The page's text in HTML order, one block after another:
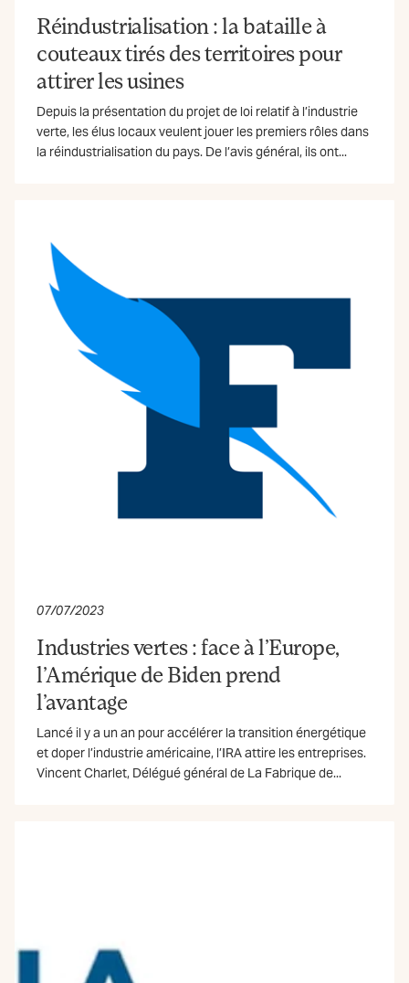
Réindustrialisation : la bataille à
couteaux tirés des territoires pour
attirer les usines
Depuis la présentation du projet de loi relatif à l’industrie
verte, les élus locaux veulent jouer les premiers rôles dans
la réindustrialisation du pays. De l’avis général, ils ont...
07/07/2023
Industries vertes : face à l’Europe,
l’Amérique de Biden prend
l’avantage
Lancé il y a un an pour accélérer la transition énergétique
et doper l’industrie américaine, l’IRA attire les entreprises.
Vincent Charlet, Délégué général de La Fabrique de...